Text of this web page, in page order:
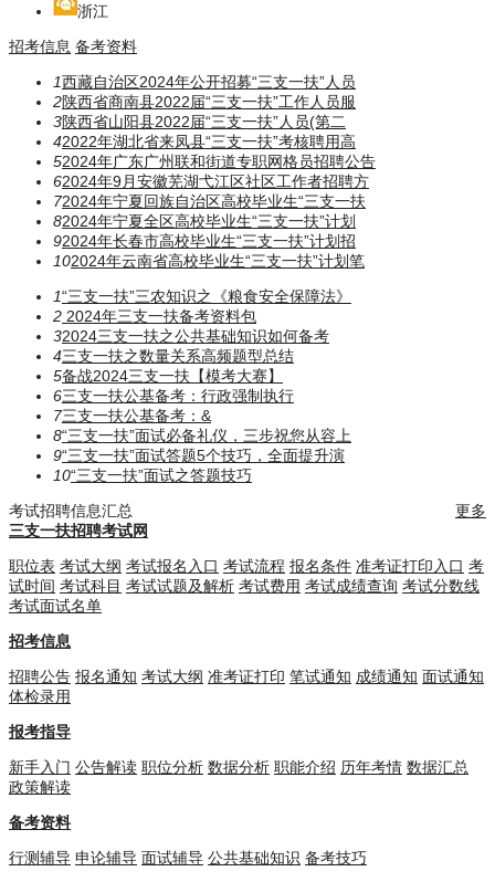
浙江
招考信息 备考资料
1西藏自治区2024年公开招募“三支一扶”人员
2陕西省商南县2022届“三支一扶”工作人员服
3陕西省山阳县2022届“三支一扶”人员(第二
42022年湖北省来凤县“三支一扶”考核聘用高
52024年广东广州联和街道专职网格员招聘公告
62024年9月安徽芜湖弋江区社区工作者招聘方
72024年宁夏回族自治区高校毕业生“三支一扶
82024年宁夏全区高校毕业生“三支一扶”计划
92024年长春市高校毕业生“三支一扶”计划招
102024年云南省高校毕业生“三支一扶”计划笔
1“三支一扶”三农知识之《粮食安全保障法》
2 2024年三支一扶备考资料包
32024三支一扶之公共基础知识如何备考
4三支一扶之数量关系高频题型总结
5备战2024三支一扶【模考大赛】
6三支一扶公基备考：行政强制执行
7三支一扶公基备考：​​​&
8“三支一扶”面试必备礼仪，三步祝您从容上
9“三支一扶”面试答题5个技巧，全面提升演
10“三支一扶”面试之答题技巧
考试招聘信息汇总
更多
三支一扶招聘考试网
职位表 考试大纲 考试报名入口 考试流程 报名条件 准考证打印入口 考
试时间 考试科目 考试试题及解析 考试费用 考试成绩查询 考试分数线
考试面试名单
招考信息
招聘公告 报名通知 考试大纲 准考证打印 笔试通知 成绩通知 面试通知
体检录用
报考指导
新手入门 公告解读 职位分析 数据分析 职能介绍 历年考情 数据汇总
政策解读
备考资料
行测辅导 申论辅导 面试辅导 公共基础知识 备考技巧